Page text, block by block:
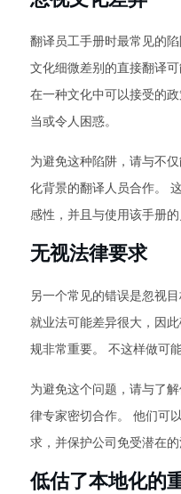
翻译员工手册时最常见的
文化细微差别的直接翻译
在一种文化中可以接受的
当或令人困惑。
为避免这种陷阱，请与不
化背景的翻译人员合作。
感性，并且与使用该手册的
无视法律要求
另一个常见的错误是忽视
就业法可能差异很大，因
规非常重要。 不这样做可
为避免这个问题，请与了
律专家密切合作。 他们可
求，并保护公司免受潜在的
低估了本地化的